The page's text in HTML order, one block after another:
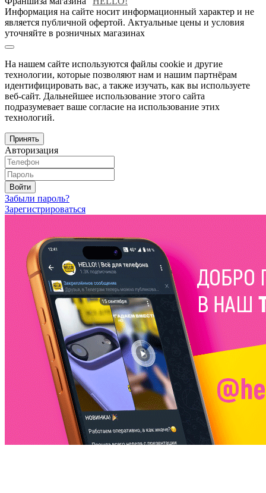
Информация на сайте носит информационный характер и не
является публичной офертой. Актуальные цены и условия
уточняйте в розничных магазинах
На нашем сайте используются файлы cookie и другие
технологии, которые позволяют нам и нашим партнёрам
идентифицировать вас, а также изучать, как вы используете
веб-сайт. Дальнейшее использование этого сайта
подразумевает ваше согласие на использование этих
технологий.
Принять
Авторизация
Войти
Забыли пароль?
Зарегистрироваться